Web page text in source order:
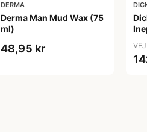
DERMA
Derma Man Mud Wax (75
ml)
48,95 kr